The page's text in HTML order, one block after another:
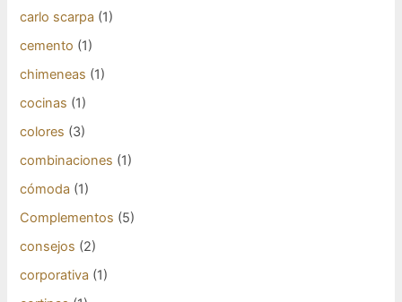
carlo scarpa (1)
cemento (1)
chimeneas (1)
cocinas (1)
colores (3)
combinaciones (1)
cómoda (1)
Complementos (5)
consejos (2)
corporativa (1)